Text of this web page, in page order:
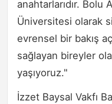
anahtarlarıdır. Bolu
Üniversitesi olarak
evrensel bir bakış
sağlayan bireyler
yaşıyoruz."
İzzet Baysal Vakfı